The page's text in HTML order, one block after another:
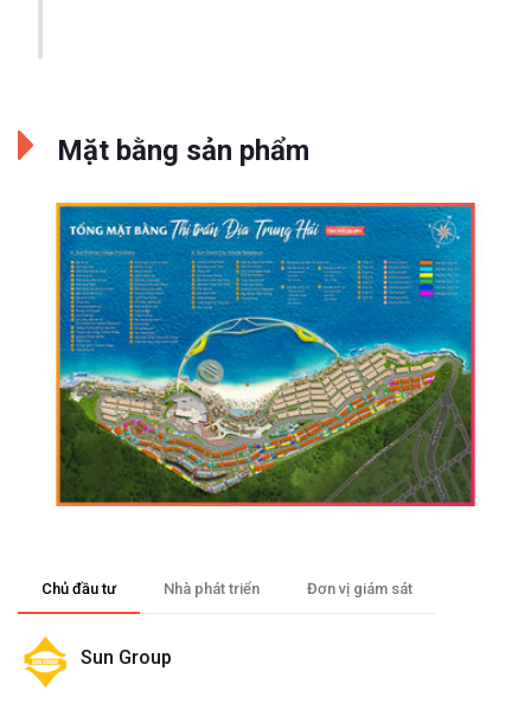
Mặt bằng sản phẩm
Chủ đầu tư Nhà phát triển Đơn vị giám sát
Sun Group